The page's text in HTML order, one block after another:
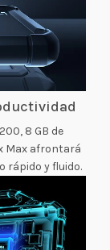
8 GB de
Max afrontará
rápido y fluido.